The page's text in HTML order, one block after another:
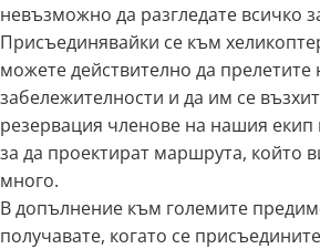
невъзможно да разгледате всичко
Присъединявайки се към
можете действително да прелетите
забележителности и да им се
резервация членове на нашия екип
за да проектират маршрута, който
много.
В допълнение към големите
получавате, когато се